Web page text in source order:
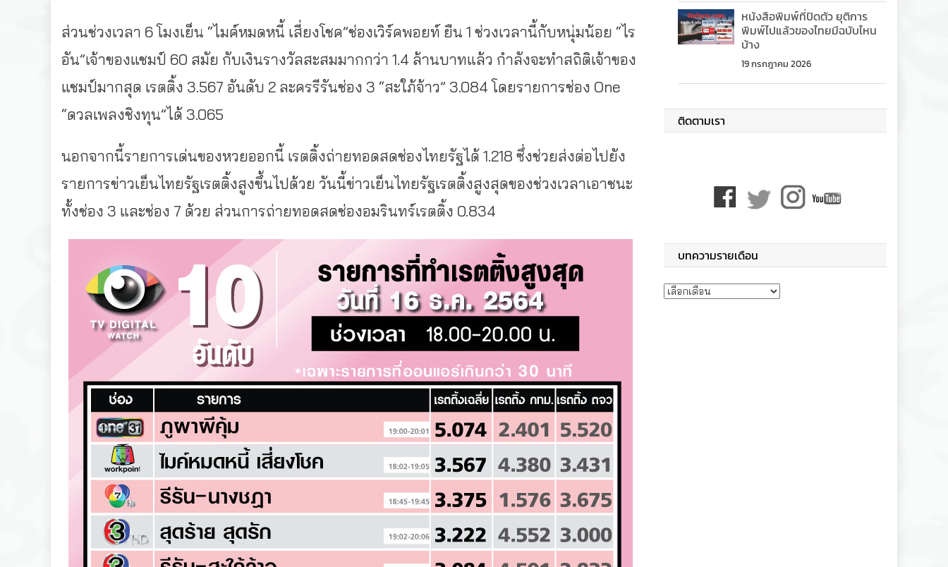
ส่วนช่วงเวลา 6 โมงเย็น “ไมค์หมดหนี้ เสี่ยงโชค”ช่องเวิร์คพอยท์ ยืน 1 ช่วงเวลานี้กับหนุ่มน้อย “ไร
อัน”เจ้าของแชมป์ 60 สมัย กับเงินรางวัลสะสมมากกว่า 1.4 ล้านบาทแล้ว กำลังจะทำสถิติเจ้าของ
แชมป์มากสุด เรตติ้ง 3.567 อันดับ 2 ละครรีรันช่อง 3 “สะใภ้จ้าว” 3.084 โดยรายการช่อง One
“ดวลเพลงชิงทุน”ได้ 3.065
นอกจากนี้รายการเด่นของหวยออกนี้ เรตติ้งถ่ายทอดสดช่องไทยรัฐได้ 1.218 ซึ่งช่วยส่งต่อไปยัง
รายการข่าวเย็นไทยรัฐเรตติ้งสูงขึ้นไปด้วย วันนี้ข่าวเย็นไทยรัฐเรตติ้งสูงสุดของช่วงเวลาเอาชนะ
ทั้งช่อง 3 และช่อง 7 ด้วย ส่วนการถ่ายทอดสดช่องอมรินทร์เรตติ้ง 0.834
หนังสือพิมพ์ที่ปิดตัว ยุติการ
พิมพ์ไปแล้วของไทยมีฉบับไหน
บ้าง
19 กรกฎาคม 2026
ติดตามเรา
บทความรายเดือน
บทความรายเดือน